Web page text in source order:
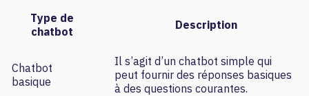
Type de
chatbot
Description
Chatbot
basique
Il s’agit d’un chatbot simple qui
peut fournir des réponses basiques
à des questions courantes.